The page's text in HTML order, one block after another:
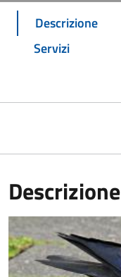
Descrizione
Servizi
Descrizione